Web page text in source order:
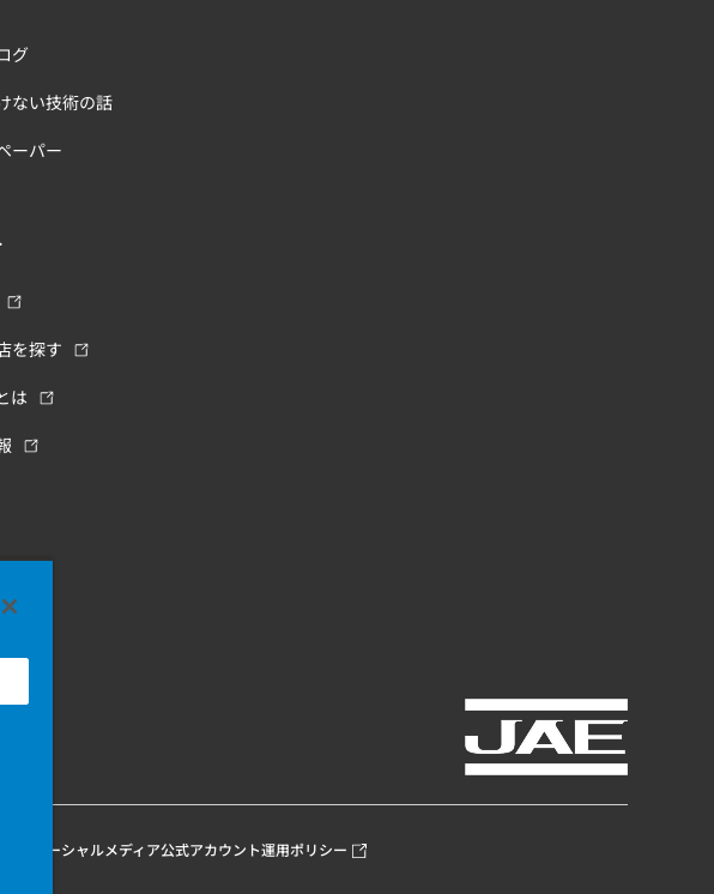
グ
ない技術の話
ーパー
を探す
は
ソーシャルメディア公式アカウント運用ポリシー